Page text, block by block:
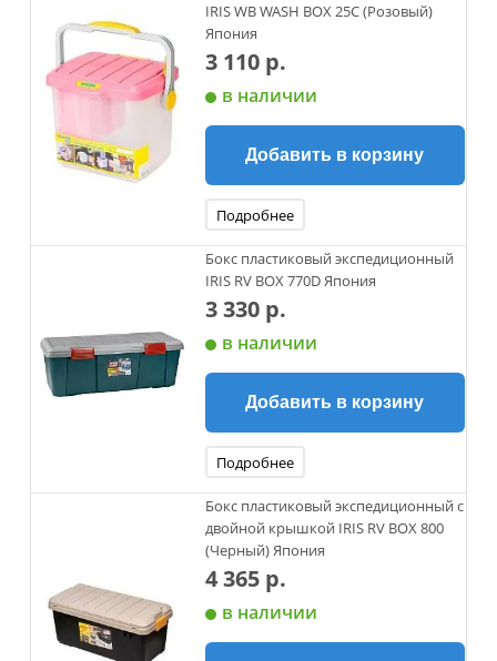
IRIS WB WASH BOX 25C (Розовый)
Япония
3 110 р.
в наличии
Добавить в корзину
Подробнее
Бокс пластиковый экспедиционный
IRIS RV BOX 770D Япония
3 330 р.
в наличии
Добавить в корзину
Подробнее
Бокс пластиковый экспедиционный с
двойной крышкой IRIS RV BOX 800
(Черный) Япония
4 365 р.
в наличии